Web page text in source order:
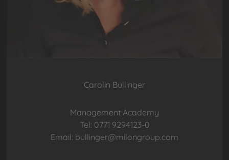
Carolin Bullinger
Management Academy
Tel: 0771 9294123-0
Email: bullinger@milongroup.com